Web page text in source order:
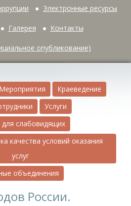
Электронные ресурсы
Галерея Контакты
опубликование)
Мероприятия
Краеведение
Услуги
для слабовидящих
качества условий оказания
услуг
объединения
России.